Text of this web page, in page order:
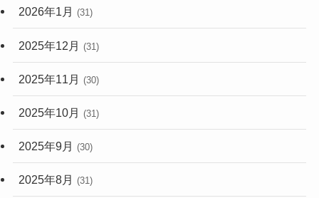
2026年1月 (31)
2025年12月 (31)
2025年11月 (30)
2025年10月 (31)
2025年9月 (30)
2025年8月 (31)